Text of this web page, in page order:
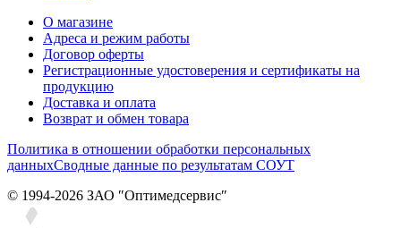
О магазине
Адреса и режим работы
Договор оферты
Регистрационные удостоверения и сертификаты на
продукцию
Доставка и оплата
Возврат и обмен товара
Политика в отношении обработки персональных
данныхСводные данные по результатам СОУТ
© 1994-2026 ЗАО ″Оптимедсервис″